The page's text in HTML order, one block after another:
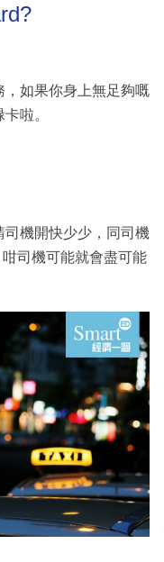
如果你身上無足夠嘅
啦。
機開快少少，同司機
咁司機可能就會盡可能